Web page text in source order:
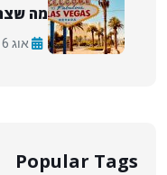
מה
אוג 16 2025
Popular Tags